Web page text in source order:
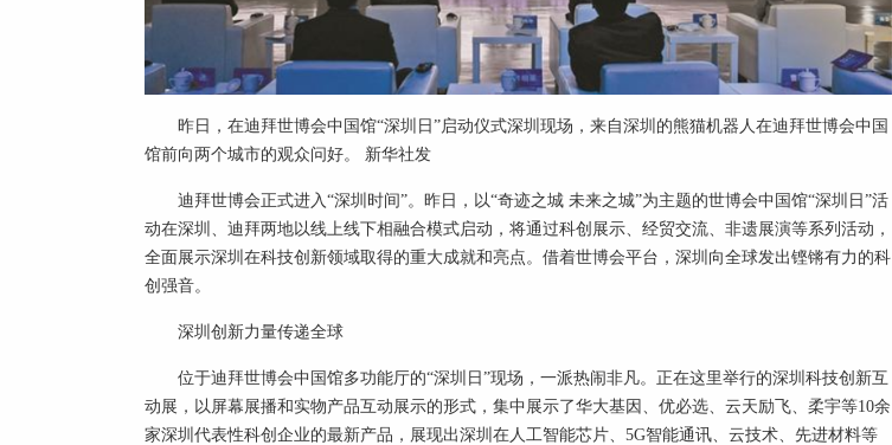
昨日，在迪拜世博会中国馆“深圳日”启动仪式深圳现场，来自深圳的熊猫机器人在迪拜世博会中国
馆前向两个城市的观众问好。 新华社发
迪拜世博会正式进入“深圳时间”。昨日，以“奇迹之城 未来之城”为主题的世博会中国馆“深圳日”活
动在深圳、迪拜两地以线上线下相融合模式启动，将通过科创展示、经贸交流、非遗展演等系列活动，
全面展示深圳在科技创新领域取得的重大成就和亮点。借着世博会平台，深圳向全球发出铿锵有力的科
创强音。
深圳创新力量传递全球
位于迪拜世博会中国馆多功能厅的“深圳日”现场，一派热闹非凡。正在这里举行的深圳科技创新互
动展，以屏幕展播和实物产品互动展示的形式，集中展示了华大基因、优必选、云天励飞、柔宇等10余
家深圳代表性科创企业的最新产品，展现出深圳在人工智能芯片、5G智能通讯、云技术、先进材料等